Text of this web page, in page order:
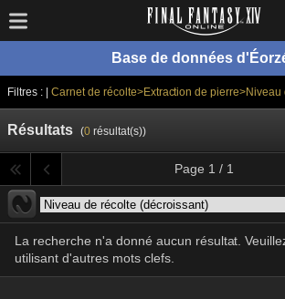
Base de données
Filtres : | Carnet de récolte>Extraction de pierre>Niveau
Résultats (0résultat(s))
Page 1 / 1
La recherche n'a donné aucun résultat.
utilisant d'autres mots clefs.